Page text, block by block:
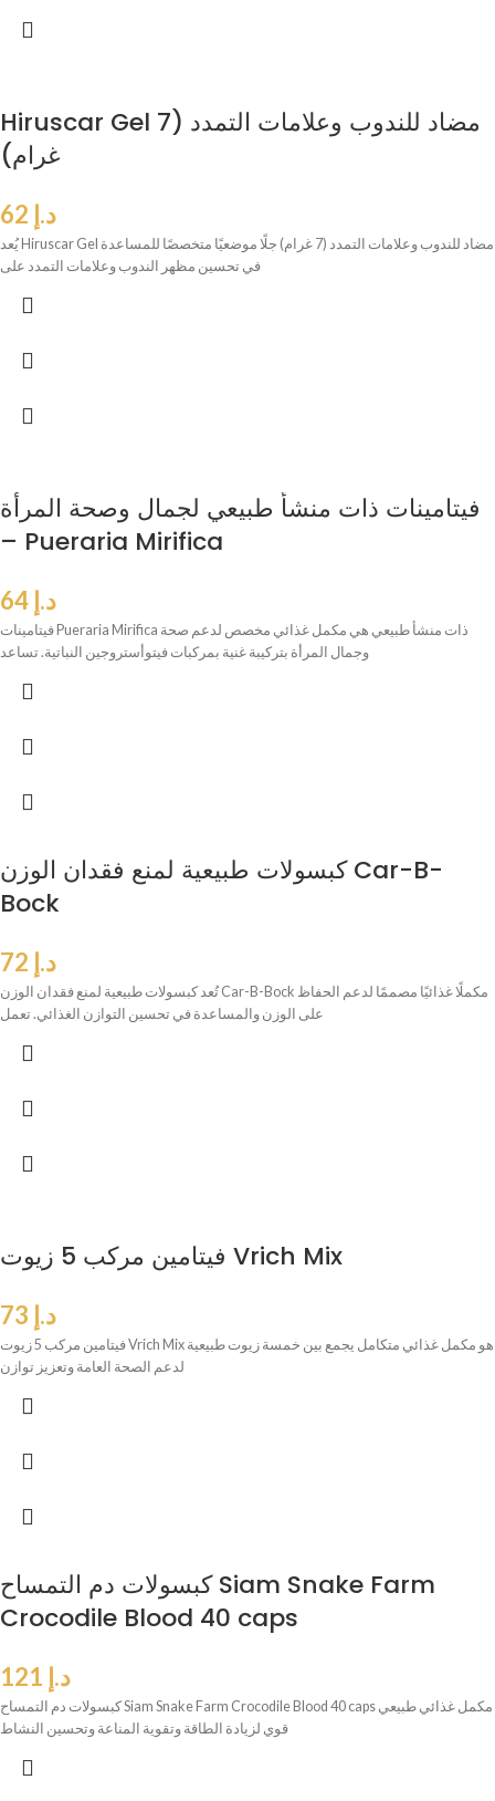
Hiruscar Gel مضاد للندوب وعلامات التمدد (7
غرام)
د.إ
يُعد Hiruscar Gel مضاد للندوب وعلامات التمدد (7 غرام) جلًا موضعيًا متخصصًا للمساعدة
في تحسين مظهر الندوب وعلامات التمدد على
فيتامينات ذات منشأ طبيعي لجمال وصحة المرأة
– Pueraria Mirifica
د.إ
فيتامينات Pueraria Mirifica ذات منشأ طبيعي هي مكمل غذائي مخصص لدعم صحة
وجمال المرأة بتركيبة غنية بمركبات فيتوأستروجين النباتية. تساعد
كبسولات طبيعية لمنع فقدان الوزن Car-B-
Bock
د.إ
تُعد كبسولات طبيعية لمنع فقدان الوزن Car-B-Bock مكملًا غذائيًا مصممًا لدعم الحفاظ
على الوزن والمساعدة في تحسين التوازن الغذائي. تعمل
فيتامين مركب 5 زيوت Vrich Mix
د.إ
فيتامين مركب 5 زيوت Vrich Mix هو مكمل غذائي متكامل يجمع بين خمسة زيوت طبيعية
لدعم الصحة العامة وتعزيز توازن
كبسولات دم التمساح Siam Snake Farm
Crocodile Blood 40 caps
د.إ
كبسولات دم التمساح Siam Snake Farm Crocodile Blood 40 caps مكمل غذائي طبيعي
قوي لزيادة الطاقة وتقوية المناعة وتحسين النشاط